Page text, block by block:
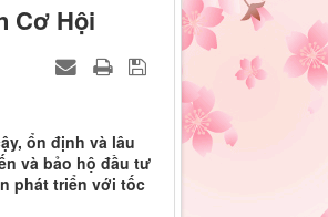
Cơ Hội
ổn định và lâu
và bảo hộ đầu tư
phát triển với tốc